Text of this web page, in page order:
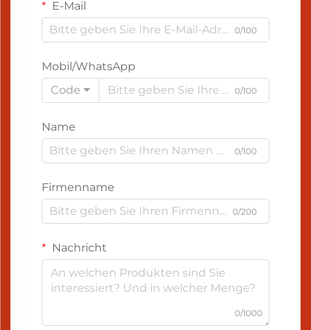
E-Mail
0/100
Mobil/WhatsApp
Code
0/100
Name
0/100
Firmenname
0/200
Nachricht
0/1000